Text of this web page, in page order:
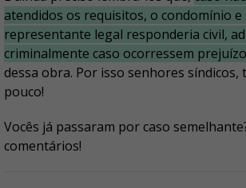
atendidos os requisitos, o condomínio e
representante legal responderia civil,
criminalmente caso ocorressem
dessa obra. Por isso senhores síndicos,
pouco!
Vocês já passaram por caso
comentários!